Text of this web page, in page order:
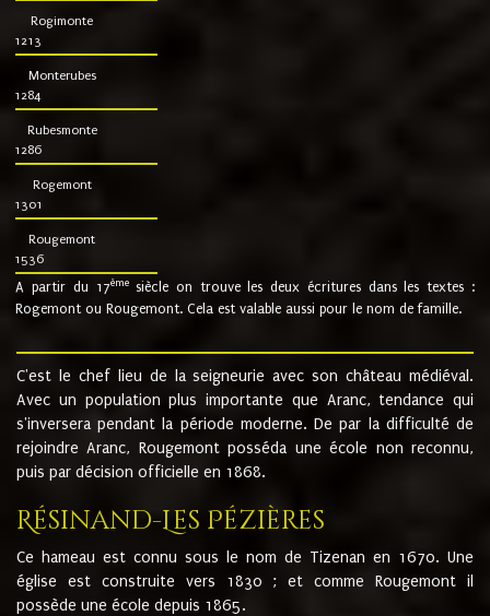
Rogimonte
1213
Monterubes
1284
Rubesmonte
1286
Rogemont
1301
Rougemont
1536
A partir du 17ème siècle on trouve les deux écritures dans les textes :
Rogemont ou Rougemont. Cela est valable aussi pour le nom de famille.
C'est le chef lieu de la seigneurie avec son château médiéval.
Avec un population plus importante que Aranc, tendance qui
s'inversera pendant la période moderne. De par la difficulté de
rejoindre Aranc, Rougemont posséda une école non reconnu,
puis par décision officielle en 1868.
Résinand-Les Pézières
Ce hameau est connu sous le nom de Tizenan en 1670. Une
église est construite vers 1830 ; et comme Rougemont il
possède une école depuis 1865.